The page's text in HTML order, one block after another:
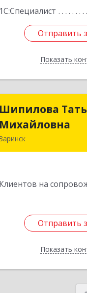
1С:Специалист
Отправить
Показать
Отправить
Назад
Шипилова
Михайловна
Клиентов на
Отправить
Показать
Отправить
Назад